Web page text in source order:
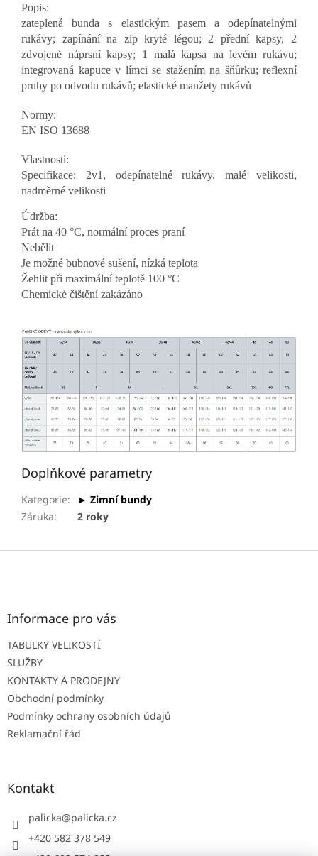
Popis:
zateplená bunda s elastickým pasem a odepínatelnými
rukávy; zapínání na zip kryté légou; 2 přední kapsy, 2
zdvojené náprsní kapsy; 1 malá kapsa na levém rukávu;
integrovaná kapuce v límci se stažením na šňůrku; reflexní
pruhy po odvodu rukávů; elastické manžety rukávů
Normy:
EN ISO 13688
Vlastnosti:
Specifikace: 2v1, odepínatelné rukávy, malé velikosti,
nadměrné velikosti
Údržba:
Prát na 40 °C, normální proces praní
Nebělit
Je možné bubnové sušení, nízká teplota
Žehlit při maximální teplotě 100 °C
Chemické čištění zakázáno
Doplňkové parametry
Kategorie:
► Zimní bundy
Záruka: 2 roky
Z
Informace pro vás
TABULKY VELIKOSTÍ
SLUŽBY
KONTAKTY A PRODEJNY
Obchodní podmínky
Podmínky ochrany osobních údajů
Reklamační řád
Kontakt
palicka@palicka.cz
+420 582 378 549